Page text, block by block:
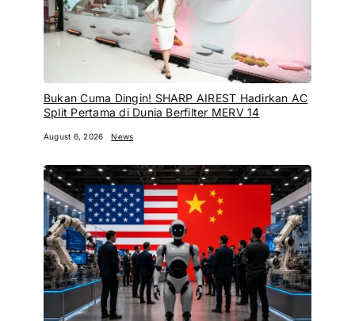
Bukan Cuma Dingin! SHARP AIREST Hadirkan AC
Split Pertama di Dunia Berfilter MERV 14
August 6, 2026 News